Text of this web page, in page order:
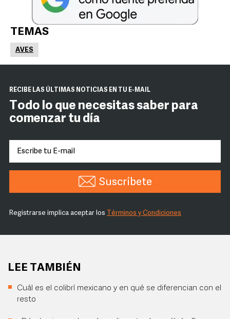
TEMAS
AVES
RECIBE LAS ÚLTIMAS NOTICIAS EN TU E-MAIL
Todo lo que necesitas saber para
comenzar tu día
Suscríbete
Registrarse implica aceptar los Términos y Condiciones
LEE TAMBIÉN
Cuál es el colibrí mexicano y en qué se diferencian con el
resto